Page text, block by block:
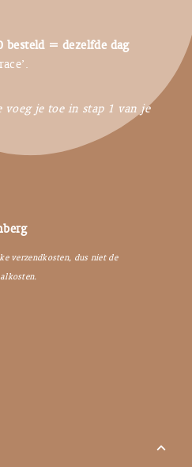
besteld = dezelfde dag
voeg je toe in stap 1 van je
verzendkosten, dus niet de
expand_more